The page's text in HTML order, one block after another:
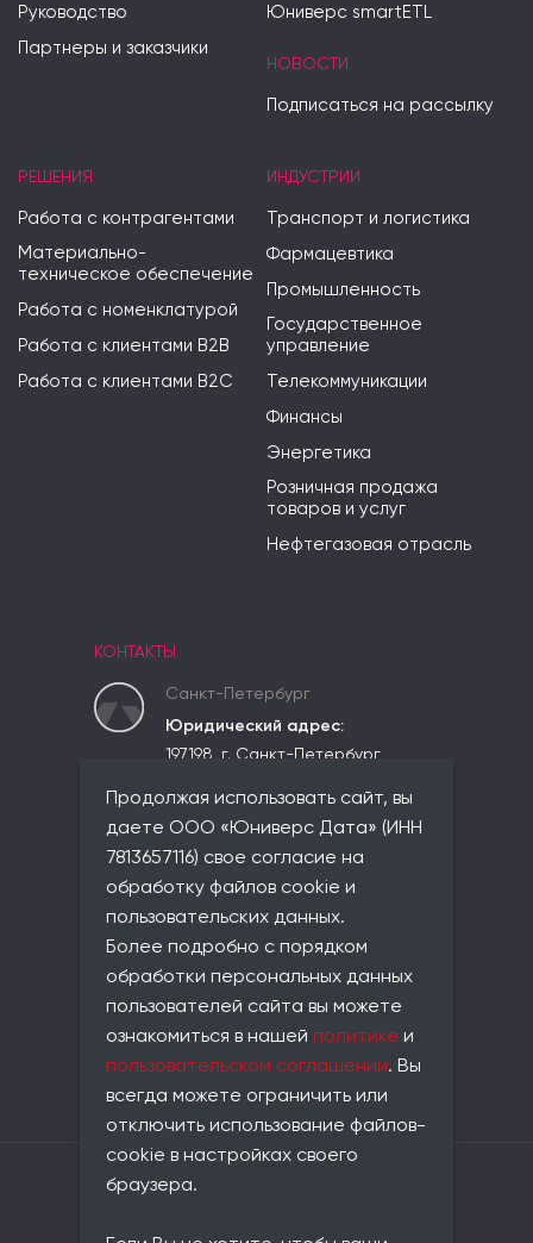
Руководство
Партнеры и заказчики
Юниверс smartETL
НОВОСТИ
Подписаться на рассылку
РЕШЕНИЯ
Работа с контрагентами
Материально-
техническое обеспечение
Работа с номенклатурой
Работа с клиентами B2B
Работа с клиентами B2C
ИНДУСТРИИ
Транспорт и логистика
Фармацевтика
Промышленность
Государственное
управление
Телекоммуникации
Финансы
Энергетика
Розничная продажа
товаров и услуг
Нефтегазовая отрасль
КОНТАКТЫ
Санкт-Петербург
Юридический адрес:
197198, г. Санкт-Петербург,
Чкаловское,
ул. Красного Курсанта, д. 25,
лит. В, пом. 2-Н, ком 523
Фактический адрес:
+7 (812) 677-21-86
Email:
info@universe-data.ru
Документы:
Пользовательское соглашение
Политика конфиденциальности
Владелец сайта: ООО «Юниверс Дата»
Продолжая использовать сайт, вы
даете ООО «Юниверс Дата» (ИНН
7813657116) свое согласие на
обработку файлов cookie и
пользовательских данных.
Более подробно с порядком
обработки персональных данных
пользователей сайта вы можете
ознакомиться в нашей политике и
пользовательском соглашении. Вы
всегда можете ограничить или
отключить использование файлов-
cookie в настройках своего
браузера.